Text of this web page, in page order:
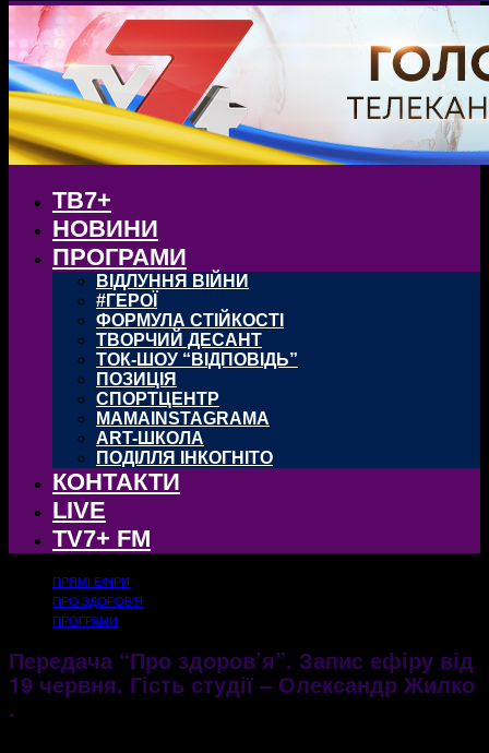
ТВ7+
НОВИНИ
ПРОГРАМИ
ВІДЛУННЯ ВІЙНИ
#ГЕРОЇ
ФОРМУЛА СТІЙКОСТІ
ТВОРЧИЙ ДЕСАНТ
ТОК-ШОУ “ВІДПОВІДЬ”
ПОЗИЦІЯ
СПОРТЦЕНТР
MAMAINSTAGRAMA
ART-ШКОЛА
ПОДІЛЛЯ ІНКОГНІТО
КОНТАКТИ
LIVE
TV7+ FM
ПРЯМІ ЕФІРИ
ПРО ЗДОРОВ'Я
ПРОГРАМИ
Передача “Про здоров’я”. Запис ефіру від
19 червня. Гість студії – Олександр Жилко
.